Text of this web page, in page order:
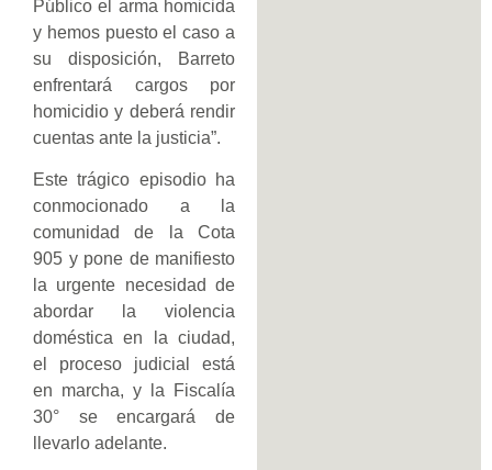
Público el arma homicida
y hemos puesto el caso a
su disposición, Barreto
enfrentará cargos por
homicidio y deberá rendir
cuentas ante la justicia”.
Este trágico episodio ha
conmocionado a la
comunidad de la Cota
905 y pone de manifiesto
la urgente necesidad de
abordar la violencia
doméstica en la ciudad,
el proceso judicial está
en marcha, y la Fiscalía
30° se encargará de
llevarlo adelante.